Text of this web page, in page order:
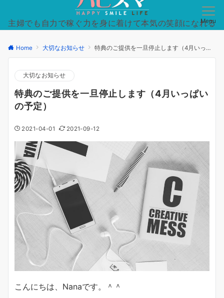
主婦でも自力で稼ぐ力を身に着けて本気の笑顔になれる
Menu
Home 大切なお知らせ 特典のご提供を一旦停止します（4月いっぱいの予定）
大切なお知らせ
特典のご提供を一旦停止します（4月いっぱい
の予定）
2021-04-01 2021-09-12
こんにちは、Nanaです。＾＾